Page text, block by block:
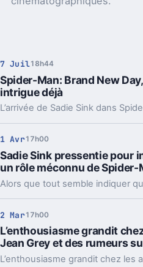
7 Juil18h44
Spider-Man: Brand New
intrigue déjà
1 Avr17h00
Sadie Sink pressentie pour
un rôle méconnu de
2 Mar17h00
L’enthousiasme grandit
Jean Grey et des rumeurs